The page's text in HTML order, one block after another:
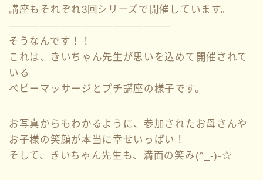
講座もそれぞれ3回シリーズで開催しています。
———————————————–
そうなんです！！
これは、きいちゃん先生が思いを込めて開催されて
いる
ベビーマッサージとプチ講座の様子です。
お写真からもわかるように、参加されたお母さんや
お子様の笑顔が本当に幸せいっぱい！
そして、きいちゃん先生も、満面の笑み(^_-)-☆